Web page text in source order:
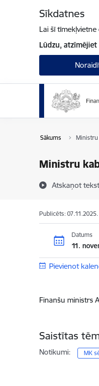
Sīkdatnes
Lai šī
Lūdzu, atzīmējiet
Sākums Ministru
Ministru
Atskaņot
Publicēts: 07.11.2025.
Datums
11.
Pievienot
Finanšu ministrs
Saistītas
Notikumi: MK